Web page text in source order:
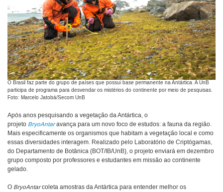
O Brasil faz parte do grupo de países que possui base permanente na Antártica. A UnB
participa de programa para desvendar os mistérios do continente por meio de pesquisas.
Foto: Marcelo Jatobá/Secom UnB
Após anos pesquisando a vegetação da Antártica, o
projeto BryoAntaravança para um novo foco de estudos: a fauna da região.
Mais especificamente os organismos que habitam a vegetação local e como
essas diversidades interagem. Realizado pelo Laboratório de Criptógamas,
do Departamento de Botânica (BOT/IB/UnB), o projeto enviará em dezembro
grupo composto por professores e estudantes em missão ao continente
gelado.
O BryoAntarcoleta amostras da Antártica para entender melhor os